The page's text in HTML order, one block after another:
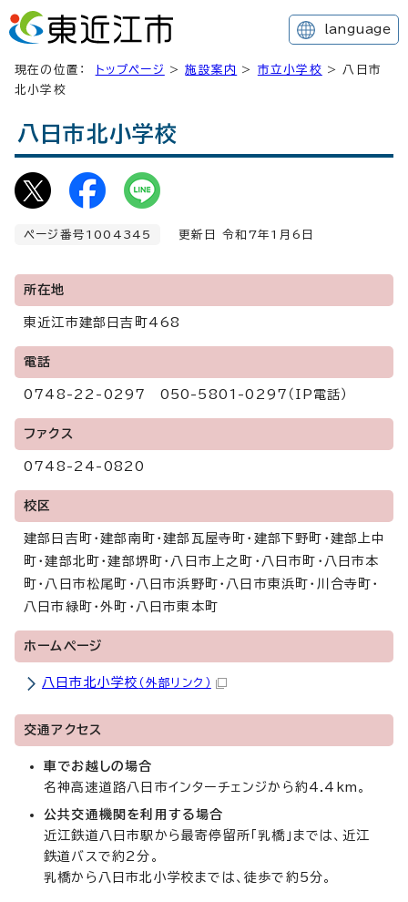
language
現在の位置： トップページ >施設案内 > 市立小学校 > 八日市
北小学校
八日市北小学校
ページ番号1004345 更新日 令和7年1月6日
所在地
東近江市建部日吉町468
電話
0748-22-0297 050-5801-0297（IP電話）
ファクス
0748-24-0820
校区
建部日吉町・建部南町・建部瓦屋寺町・建部下野町・建部上中
町・建部北町・建部堺町・八日市上之町・八日市町・八日市本
町・八日市松尾町・八日市浜野町・八日市東浜町・川合寺町・
八日市緑町・外町・八日市東本町
ホームページ
八日市北小学校 （外部リンク）
交通アクセス
車でお越しの場合
名神高速道路八日市インターチェンジから約4.4km。
公共交通機関を利用する場合
近江鉄道八日市駅から最寄停留所「乳橋」までは、近江
鉄道バスで約2分。
乳橋から八日市北小学校までは、徒歩で約5分。